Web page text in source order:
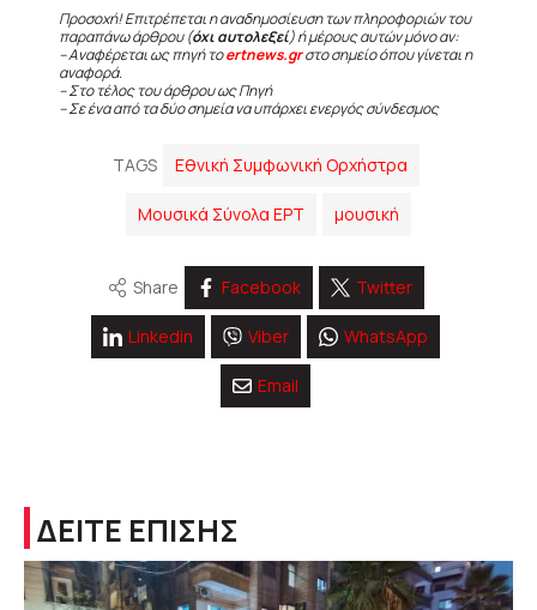
Προσοχή! Επιτρέπεται η αναδημοσίευση των πληροφοριών του
παραπάνω άρθρου (όχι αυτολεξεί) ή μέρους αυτών μόνο αν:
– Αναφέρεται ως πηγή τοertnews.grστο σημείο όπου γίνεται η
αναφορά.
– Στο τέλος του άρθρου ως Πηγή
– Σε ένα από τα δύο σημεία να υπάρχει ενεργός σύνδεσμος
TAGS Εθνική Συμφωνική Ορχήστρα
Μουσικά Σύνολα ΕΡΤ μουσική
Share Facebook Twitter
Linkedin Viber WhatsApp
Email
ΔΕΙΤΕ ΕΠΙΣΗΣ